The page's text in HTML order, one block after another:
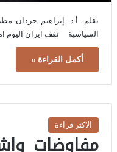
بقلم: أ.د. إبراهيم حردان مطر
السياسية تقف ايران
أكمل القراءة »
الاكثر قراءة
مفاوضات